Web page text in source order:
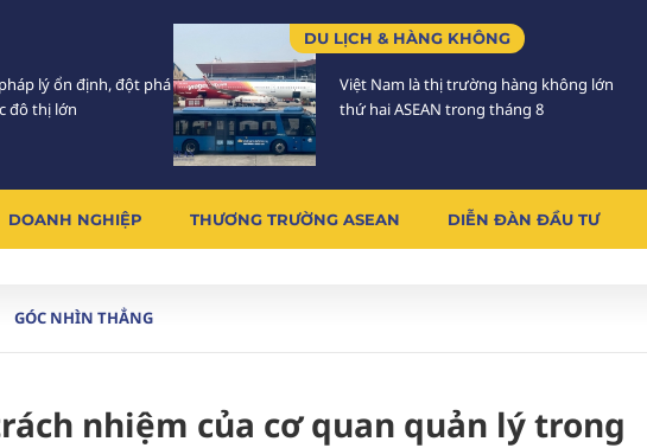
lý ổn định, đột phá
đô thị lớn
DU LỊCH & HÀNG KHÔNG
Việt Nam là thị trường hàng không lớn
thứ hai ASEAN trong tháng 8
DOANH NGHIỆP THƯƠNG TRƯỜNG ASEAN DIỄN ĐÀN ĐẦU TƯ
GÓC NHÌN THẲNG
nhiệm của cơ quan quản lý trong